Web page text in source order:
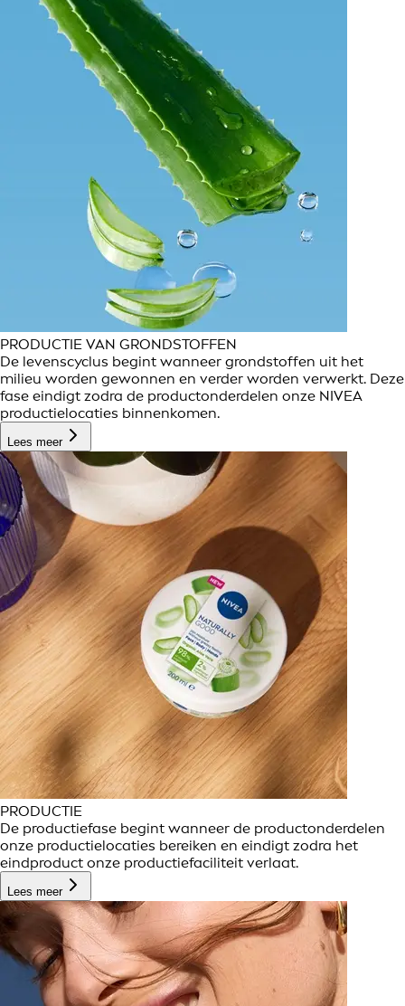
PRODUCTIE VAN GRONDSTOFFEN
De levenscyclus begint wanneer grondstoffen uit het
milieu worden gewonnen en verder worden verwerkt. Deze
fase eindigt zodra de productonderdelen onze NIVEA
productielocaties binnenkomen.
Lees meer
PRODUCTIE
De productiefase begint wanneer de productonderdelen
onze productielocaties bereiken en eindigt zodra het
eindproduct onze productiefaciliteit verlaat.
Lees meer